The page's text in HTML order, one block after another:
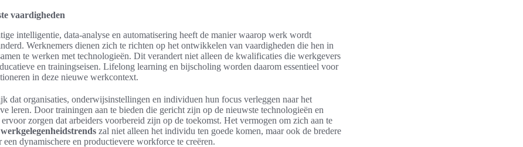
vaardigheden
intelligentie, data-analyse en automatisering heeft de manier waarop werk wordt
Werknemers dienen zich te richten op het ontwikkelen van vaardigheden die hen in
te werken met technologieën. Dit verandert niet alleen de kwalificaties die werkgevers
en trainingseisen. Lifelong learning en bijscholing worden daarom essentieel voor
in deze nieuwe werkcontext.
dat organisaties, onderwijsinstellingen en individuen hun focus verleggen naar het
leren. Door trainingen aan te bieden die gericht zijn op de nieuwste technologieën en
zorgen dat arbeiders voorbereid zijn op de toekomst. Het vermogen om zich aan te
werkgelegenheidstrends zal niet alleen het individu ten goede komen, maar ook de bredere
dynamischere en productievere workforce te creëren.